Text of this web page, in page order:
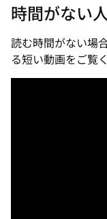
時間がない
読む時間がない場
る短い動画をご覧